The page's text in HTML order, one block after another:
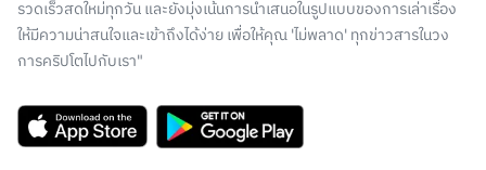
รวดเร็วสดใหม่ทุกวัน และยังมุ่งเน้นการนำเสนอในรูปแบบของการเล่าเรื่อง
ให้มีความน่าสนใจและเข้าถึงได้ง่าย เพื่อให้คุณ 'ไม่พลาด' ทุกข่าวสารในวง
การคริปโตไปกับเรา"